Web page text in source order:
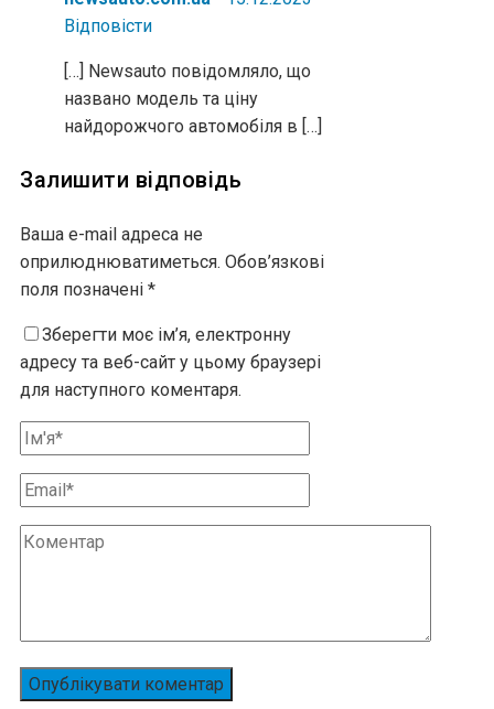
Відповіcти
[…] Newsauto повідомляло, що
названо модель та ціну
найдорожчого автомобіля в […]
Залишити відповідь
Ваша e-mail адреса не
оприлюднюватиметься. Обов’язкові
поля позначені *
Зберегти моє ім’я, електронну
адресу та веб-сайт у цьому браузері
для наступного коментаря.